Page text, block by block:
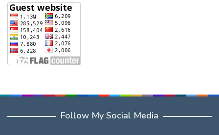
Follow My Social Media